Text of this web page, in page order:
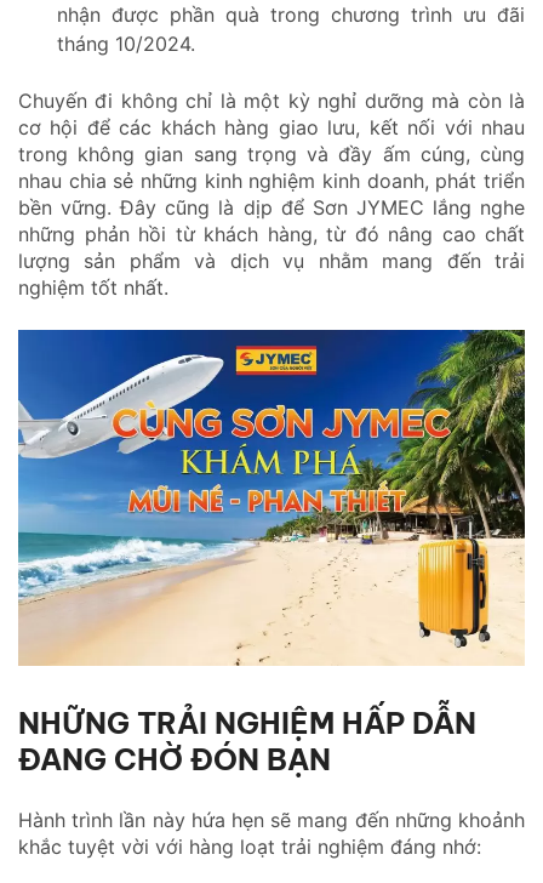
nhận được phần quà trong chương trình ưu đãi
tháng 10/2024.
Chuyến đi không chỉ là một kỳ nghỉ dưỡng mà còn là
cơ hội để các khách hàng giao lưu, kết nối với nhau
trong không gian sang trọng và đầy ấm cúng, cùng
nhau chia sẻ những kinh nghiệm kinh doanh, phát triển
bền vững. Đây cũng là dịp để Sơn JYMEC lắng nghe
những phản hồi từ khách hàng, từ đó nâng cao chất
lượng sản phẩm và dịch vụ nhằm mang đến trải
nghiệm tốt nhất.
NHỮNG TRẢI NGHIỆM HẤP DẪN
ĐANG CHỜ ĐÓN BẠN
Hành trình lần này hứa hẹn sẽ mang đến những khoảnh
khắc tuyệt vời với hàng loạt trải nghiệm đáng nhớ: